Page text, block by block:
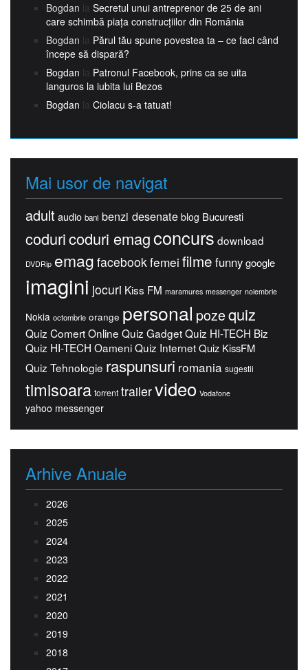
Bogdan la Secretul unui antreprenor de 25 de ani
care schimbă piața construcțiilor din România
Bogdan la Părul tău spune povestea ta – ce faci când
începe să dispară?
Bogdan la Patronul Facebook, prins ca se uita
languros la iubita lui Bezos
Bogdan la Ciolacu s-a tatuat!
Mai usor de navigat
adult audio bani benzi desenate blog Bucuresti
coduricoduri emagconcurs download
DVDRip emag facebook femei filme funny google
imagini jocuri Kiss FM maramures messenger noiembrie
Nokia octombrie orange personal pozequiz
Quiz Comert Online Quiz GadgetQuiz HI-TECH Biz
Quiz HI-TECH OameniQuiz Internet Quiz KissFM
Quiz Tehnologie raspunsuri romania sugestii
timisoara torrent trailervideo Vodafone
yahoo messenger
Arhive Anuale
2026
2025
2024
2023
2022
2021
2020
2019
2018